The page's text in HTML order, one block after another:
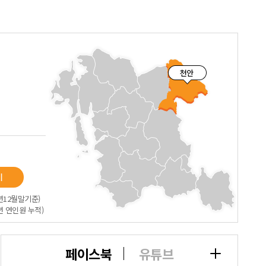
12뭘말기준)
연인원 누적)
페이스북 유튜브